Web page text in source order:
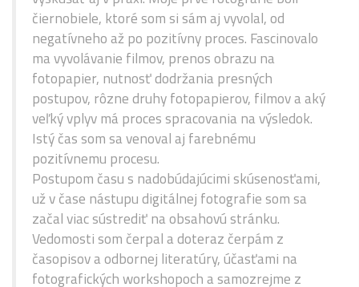
čiernobiele, ktoré som si sám aj vyvolal, od
negatívneho až po pozitívny proces. Fascinovalo
ma vyvolávanie filmov, prenos obrazu na
fotopapier, nutnosť dodržania presných
postupov, rôzne druhy fotopapierov, filmov a aký
veľký vplyv má proces spracovania na výsledok.
Istý čas som sa venoval aj farebnému
pozitívnemu procesu.
Postupom času s nadobúdajúcimi skúsenosťami,
už v čase nástupu digitálnej fotografie som sa
začal viac sústrediť na obsahovú stránku.
Vedomosti som čerpal a doteraz čerpám z
časopisov a odbornej literatúry, účasťami na
fotografických workshopoch a samozrejme z